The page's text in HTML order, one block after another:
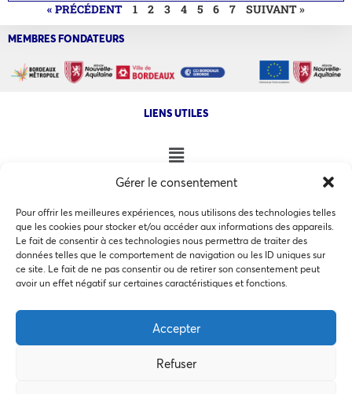
Gérer le consentement
Pour offrir les meilleures expériences, nous utilisons des technologies telles
que les cookies pour stocker et/ou accéder aux informations des appareils.
Le fait de consentir à ces technologies nous permettra de traiter des
données telles que le comportement de navigation ou les ID uniques sur
ce site. Le fait de ne pas consentir ou de retirer son consentement peut
avoir un effet négatif sur certaines caractéristiques et fonctions.
Accepter
Refuser
Ce site utilise des cookies pour les statistiques et pour
politique de confidentialité
Accepter
« PRÉCÉDENT 1 2 3 4 5 6 7 SUIVANT »
MEMBRES FONDATEURS
LIENS UTILES
NOS AUTRES SITES
COPYRIGHT @ 2026 - INVEST IN BORDEAUX - 32 Allées d'Orléans